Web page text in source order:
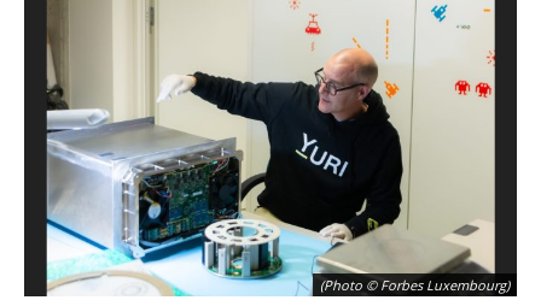
(Photo © Forbes Luxembourg)